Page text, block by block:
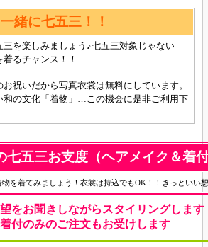
緒に七五三！！
三を楽しみましょう♪七五三対象じゃない
るチャンス！！
祝いだから写真衣裳は無料にしています。
和の文化「着物」…この機会に是非ご利用下
七五三お支度（ヘアメイク＆着
を着てみましょう！衣裳は持込でもOK！！きっといい
をお聞きしながらスタイリングします
付のみのご注文もお受けします